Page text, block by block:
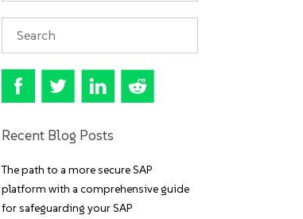
Recent Blog Posts
The path to a more secure SAP
platform with a comprehensive guide
for safeguarding your SAP